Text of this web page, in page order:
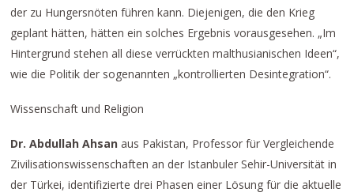
der zu Hungersnöten führen kann. Diejenigen, die den Krieg
geplant hätten, hätten ein solches Ergebnis vorausgesehen. „Im
Hintergrund stehen all diese verrückten malthusianischen Ideen“,
wie die Politik der sogenannten „kontrollierten Desintegration“.
Wissenschaft und Religion
Dr. Abdullah Ahsan aus Pakistan, Professor für Vergleichende
Zivilisationswissenschaften an der Istanbuler Sehir-Universität in
der Türkei, identifizierte drei Phasen einer Lösung für die aktuelle